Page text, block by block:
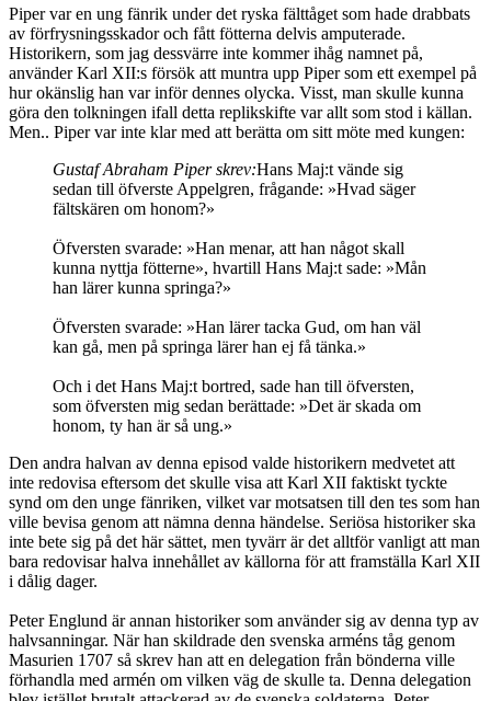
Piper var en ung fänrik under det ryska fälttåget som hade drabbats
av förfrysningsskador och fått fötterna delvis amputerade.
Historikern, som jag dessvärre inte kommer ihåg namnet på,
använder Karl XII:s försök att muntra upp Piper som ett exempel på
hur okänslig han var inför dennes olycka. Visst, man skulle kunna
göra den tolkningen ifall detta replikskifte var allt som stod i källan.
Men.. Piper var inte klar med att berätta om sitt möte med kungen:
Gustaf Abraham Piper skrev:Hans Maj:t vände sig
sedan till öfverste Appelgren, frågande: »Hvad säger
fältskären om honom?»
Öfversten svarade: »Han menar, att han något skall
kunna nyttja fötterne», hvartill Hans Maj:t sade: »Mån
han lärer kunna springa?»
Öfversten svarade: »Han lärer tacka Gud, om han väl
kan gå, men på springa lärer han ej få tänka.»
Och i det Hans Maj:t bortred, sade han till öfversten,
som öfversten mig sedan berättade: »Det är skada om
honom, ty han är så ung.»
Den andra halvan av denna episod valde historikern medvetet att
inte redovisa eftersom det skulle visa att Karl XII faktiskt tyckte
synd om den unge fänriken, vilket var motsatsen till den tes som han
ville bevisa genom att nämna denna händelse. Seriösa historiker ska
inte bete sig på det här sättet, men tyvärr är det alltför vanligt att man
bara redovisar halva innehållet av källorna för att framställa Karl XII
i dålig dager.
Peter Englund är annan historiker som använder sig av denna typ av
halvsanningar. När han skildrade den svenska arméns tåg genom
Masurien 1707 så skrev han att en delegation från bönderna ville
förhandla med armén om vilken väg de skulle ta. Denna delegation